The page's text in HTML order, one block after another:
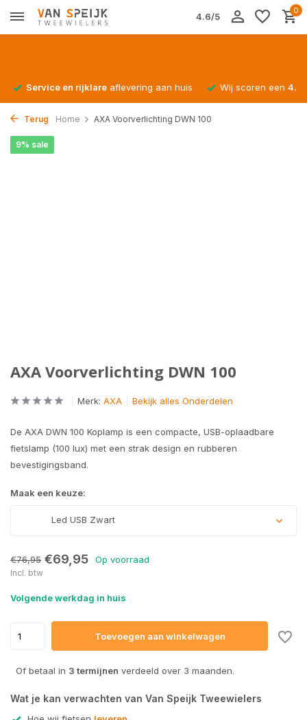
4.6/5
0
Service en rijklare aflevering aan huis Wij scoren een
Terug Home AXA Voorverlichting DWN 100
AXA Voorverlichting DWN 100
9% sale
Merk: AXA Bekijk alles Onderdelen
De AXA DWN 100 Koplamp is een compacte, USB-oplaadbare
fietslamp (100 lux) met een strak design en rubberen
bevestigingsband.
Maak een keuze:
Led USB Zwart
€76,95 €69,95 Op voorraad
Incl. btw
Volgende werkdag in huis
Toevoegen aan winkelwagen
Of betaal in 3 termijnen verdeeld over 3 maanden.
Wat je kan verwachten van Van Speijk Tweewielers